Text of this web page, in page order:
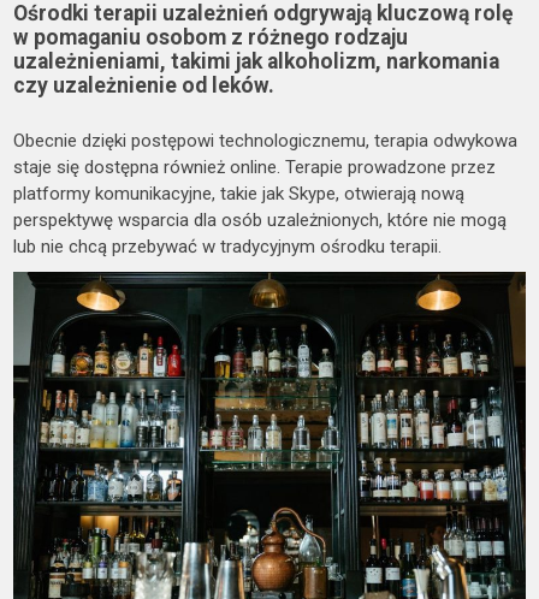
Ośrodki terapii uzależnień odgrywają kluczową rolę
w pomaganiu osobom z różnego rodzaju
uzależnieniami, takimi jak alkoholizm, narkomania
czy uzależnienie od leków.
Obecnie dzięki postępowi technologicznemu, terapia odwykowa
staje się dostępna również online. Terapie prowadzone przez
platformy komunikacyjne, takie jak Skype, otwierają nową
perspektywę wsparcia dla osób uzależnionych, które nie mogą
lub nie chcą przebywać w tradycyjnym ośrodku terapii.